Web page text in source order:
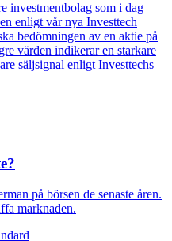
investmentbolag som i dag
enligt vår nya Investtech
bedömningen av en aktie på
värden indikerar en starkare
säljsignal enligt Investtechs
på börsen de senaste åren.
marknaden.